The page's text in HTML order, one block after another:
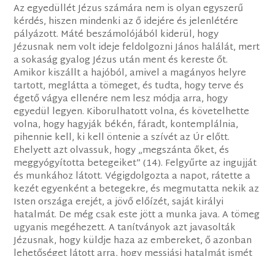
Az egyedüllét Jézus számára nem is olyan egyszerű
kérdés, hiszen mindenki az ő idejére és jelenlétére
pályázott. Máté beszámolójából kiderül, hogy
Jézusnak nem volt ideje feldolgozni János halálát, mert
a sokaság gyalog Jézus után ment és kereste őt.
Amikor kiszállt a hajóból, amivel a magányos helyre
tartott, meglátta a tömeget, és tudta, hogy terve és
égető vágya ellenére nem lesz módja arra, hogy
egyedül legyen. Kiborulhatott volna, és követelhette
volna, hogy hagyják békén, fáradt, kontemplálnia,
pihennie kell, ki kell öntenie a szívét az Úr előtt.
Ehelyett azt olvassuk, hogy „megszánta őket, és
meggyógyította betegeiket” (14). Felgyűrte az ingujját
és munkához látott. Végigdolgozta a napot, rátette a
kezét egyenként a betegekre, és megmutatta nekik az
Isten országa erejét, a jövő előízét, saját királyi
hatalmát. De még csak este jött a munka java. A tömeg
ugyanis megéhezett. A tanítványok azt javasolták
Jézusnak, hogy küldje haza az embereket, ő azonban